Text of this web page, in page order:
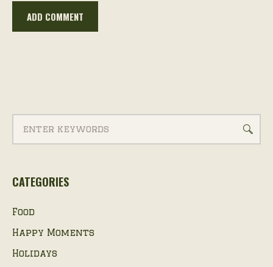
CATEGORIES
Food
Happy Moments
Holidays